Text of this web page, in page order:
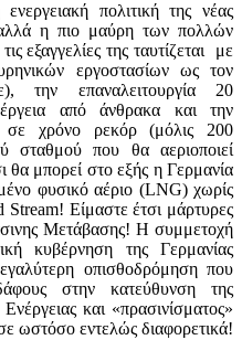
πολιτική της νέας
η πιο μαύρη των πολλών
εξαγγελίες της ταυτίζεται με
εργοστασίων ως τον
την επαναλειτουργία 20
από άνθρακα και την
σε χρόνο ρεκόρ (μόλις 200
σταθμού που θα αεριοποιεί
θα μπορεί στο εξής η Γερμανία
φυσικό αέριο (LNG) χωρίς
Είμαστε έτσι μάρτυρες
Μετάβασης! Η συμμετοχή
κυβέρνηση της Γερμανίας
οπισθοδρόμηση που
στην κατεύθυνση της
και «πρασινίσματος»
ωστόσο εντελώς διαφορετικά!